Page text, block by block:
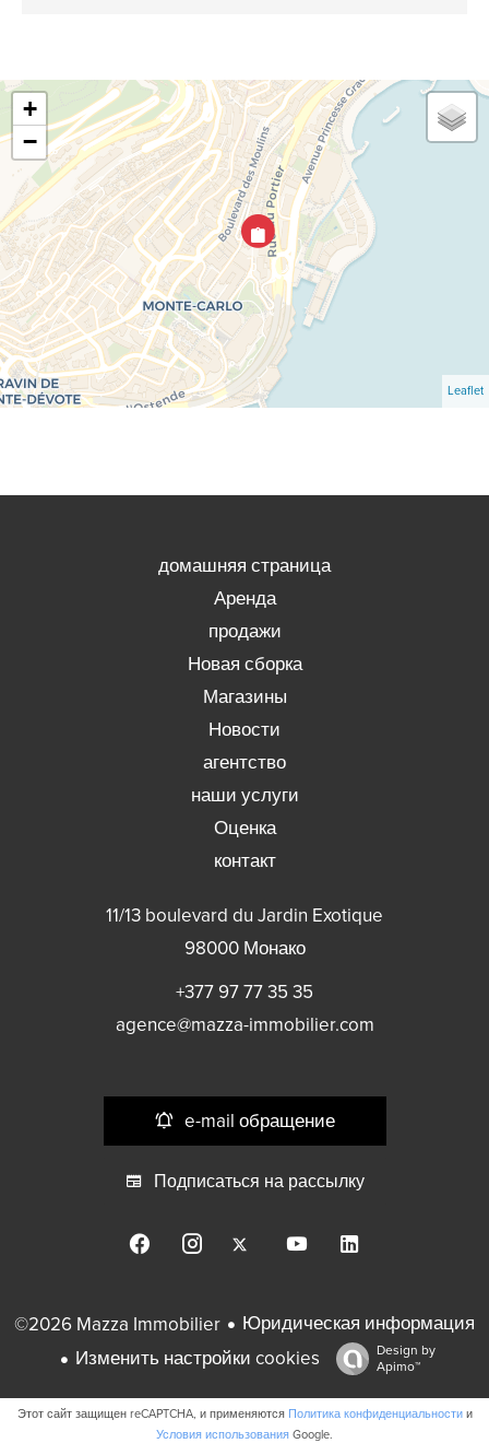
+
−
Leaflet
домашняя страница
Аренда
продажи
Новая сборка
Магазины
Новости
агентство
наши услуги
Оценка
контакт
11/13 boulevard du Jardin Exotique
98000Монако
+377 97 77 35 35
agence@mazza-immobilier.com
e-mail обращение
Подписаться на рассылку
©2026 Mazza Immobilier
Юридическая информация
Изменить настройки cookies
Design by
Apimo™
Этот сайт защищен reCAPTCHA, и применяются Политика конфиденциальностии
Условия использования Google.